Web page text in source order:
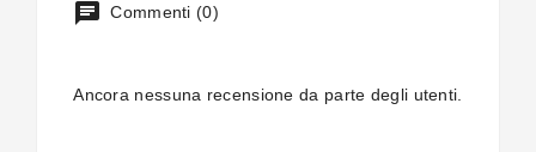
Commenti (0)
Ancora nessuna recensione da parte degli utenti.